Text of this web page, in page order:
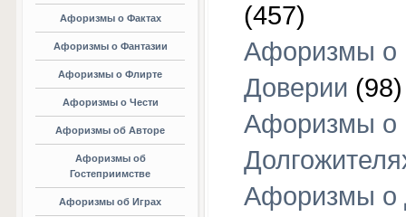
Афоризмы о Фактах
Афоризмы о Фантазии
Афоризмы о Флирте
Афоризмы о Чести
Афоризмы об Авторе
Афоризмы об
Гостеприимстве
Афоризмы об Играх
(457)
Афоризмы о
Доверии (98)
Афоризмы о
Афоризмы о